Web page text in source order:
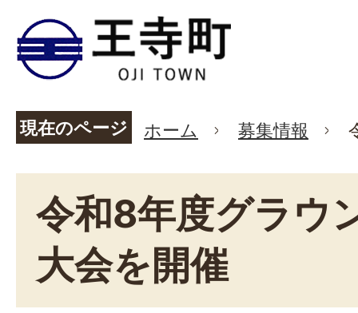
現在のページ ホーム 募集情報
令和8年度グラウ
大会を開催